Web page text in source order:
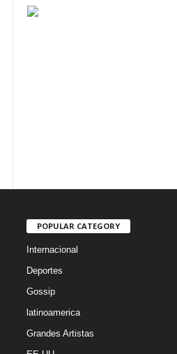
POPULAR CATEGORY
Internacional
Deportes
Gossip
latinoamerica
Grandes Artistas